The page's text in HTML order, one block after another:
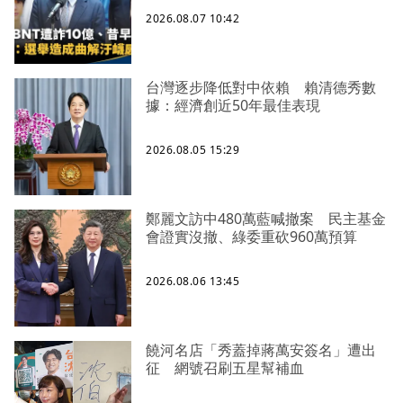
2026.08.07 10:42
台灣逐步降低對中依賴 賴清德秀數
據：經濟創近50年最佳表現
2026.08.05 15:29
鄭麗文訪中480萬藍喊撤案 民主基金
會證實沒撤、綠委重砍960萬預算
2026.08.06 13:45
饒河名店「秀蓋掉蔣萬安簽名」遭出
征 網號召刷五星幫補血